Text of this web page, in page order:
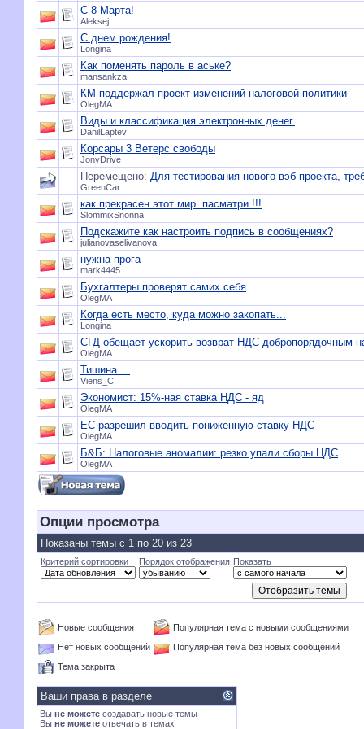
C 8 Марта!
Aleksej
С днем рождения!
Longina
Как поменять пароль в аське?
mansankza
КМ поддержал проект изменений налоговой политики
OlegMA
Виды и классификация электронных денег.
DanilLaptev
Корсары 3 Ветерс свободы
JonyDrive
Перемещено: Для тестирования нового вэб-проекта,
GreenCar
как прекрасен этот мир. пасматри !!!
SlommixSnonna
Подскажите как настроить подпись в сообщениях?
julianovaselivanova
нужна прога
mark4445
Бухгалтеры проверят самих себя
OlegMA
Когда есть место, куда можно закопать...
Longina
СГД обещает ускорить возврат НДС добропорядочным
OlegMA
Тишина ...
Viens_C
Экономист: 15%-ная ставка НДС - яд
OlegMA
ЕС разрешил вводить пониженную ставку НДС
OlegMA
Б&Б: Налоговые аномалии: резко упали сборы НДС
OlegMA
Опции просмотра
Показаны темы с 1 по 20 из 23
Критерий сортировки Порядок отображения Показать
Новые сообщения
Популярная тема с новыми сообщениями
Нет новых сообщений
Популярная тема без новых сообщений
Тема закрыта
Ваши права в разделе
Вы не можете создавать новые темы
Вы не можете отвечать в темах